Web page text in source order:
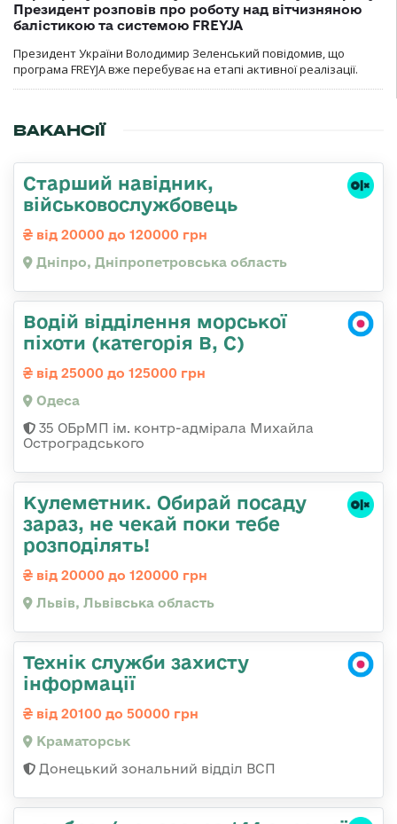
Президент розповів про роботу над вітчизняною
балістикою та системою FREYJA
Президент України Володимир Зеленський повідомив, що
програма FREYJA вже перебуває на етапі активної реалізації.
ВАКАНСІЇ
Старший навідник,
військовослужбовець
від 20000 до 120000 грн
Дніпро, Дніпропетровська область
Водій відділення морської
піхоти (категорія B, C)
від 25000 до 125000 грн
Одеса
35 ОБрМП ім. контр-адмірала Михайла
Остроградського
Кулеметник. Обирай посаду
зараз, не чекай поки тебе
розподілять!
від 20000 до 120000 грн
Львів, Львівська область
Технік служби захисту
інформації
від 20100 до 50000 грн
Краматорськ
Донецький зональний відділ ВСП